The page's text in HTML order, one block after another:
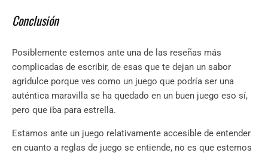
Conclusión
Posiblemente estemos ante una de las reseñas más
complicadas de escribir, de esas que te dejan un sabor
agridulce porque ves como un juego que podría ser una
auténtica maravilla se ha quedado en un buen juego eso sí,
pero que iba para estrella.
Estamos ante un juego relativamente accesible de entender
en cuanto a reglas de juego se entiende, no es que estemos